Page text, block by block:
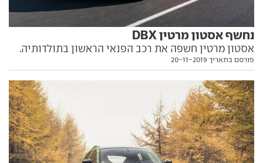
נחשף אסטון מרטין DBX
אסטון מרטין חשפה את רכב הפנאי הראשון בתולדותיה.
מהיום ניתן להזמין אותו גם בישראל, במחיר של
פורסם בתאריך 20-11-2019